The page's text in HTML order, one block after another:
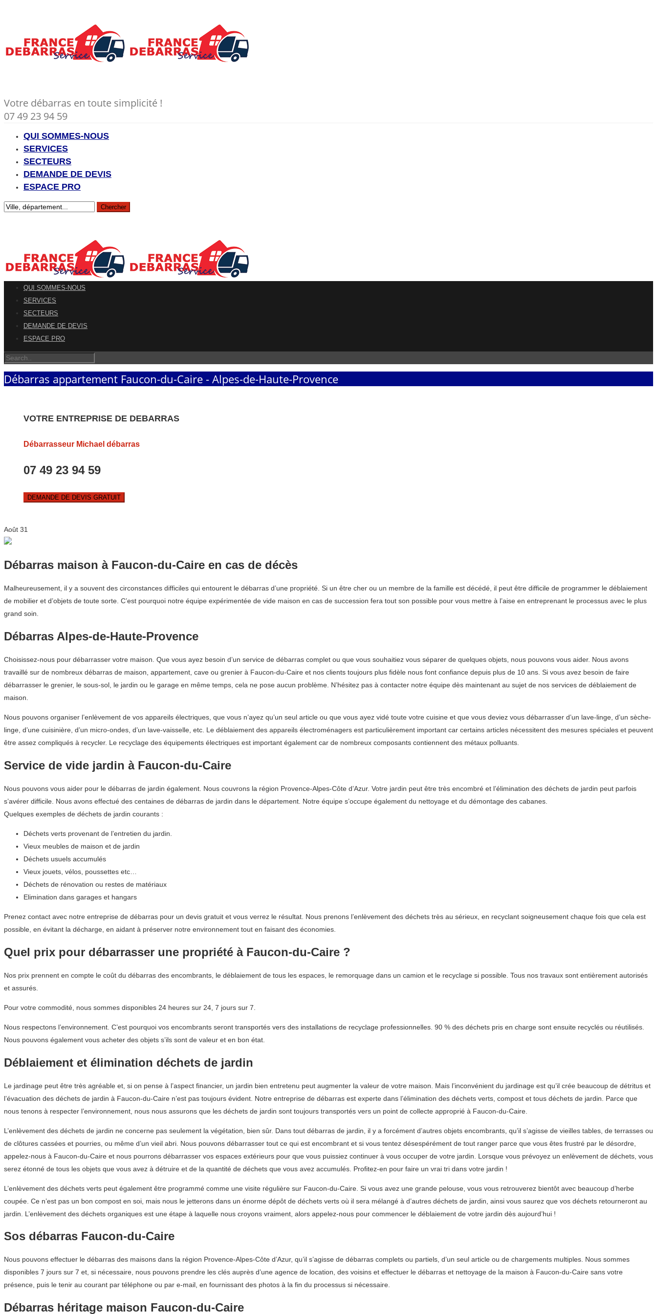
Votre débarras en toute simplicité !
07 49 23 94 59
QUI SOMMES-NOUS
SERVICES
SECTEURS
DEMANDE DE DEVIS
ESPACE PRO
QUI SOMMES-NOUS
SERVICES
SECTEURS
DEMANDE DE DEVIS
ESPACE PRO
Débarras appartement Faucon-du-Caire - Alpes-de-Haute-Provence
VOTRE ENTREPRISE DE DEBARRAS
Débarrasseur Michael débarras
07 49 23 94 59
DEMANDE DE DEVIS GRATUIT
Août 31
Débarras maison à Faucon-du-Caire en cas de décès
Malheureusement, il y a souvent des circonstances difficiles qui entourent le débarras d’une propriété. Si un être cher ou un membre de la famille est décédé, il peut être difficile de programmer le déblaiement
de mobilier et d’objets de toute sorte. C’est pourquoi notre équipe expérimentée de vide maison en cas de succession fera tout son possible pour vous mettre à l’aise en entreprenant le processus avec le plus
grand soin.
Débarras Alpes-de-Haute-Provence
Choisissez-nous pour débarrasser votre maison. Que vous ayez besoin d’un service de débarras complet ou que vous souhaitiez vous séparer de quelques objets, nous pouvons vous aider. Nous avons
travaillé sur de nombreux débarras de maison, appartement, cave ou grenier à Faucon-du-Caire et nos clients toujours plus fidèle nous font confiance depuis plus de 10 ans. Si vous avez besoin de faire
débarrasser le grenier, le sous-sol, le jardin ou le garage en même temps, cela ne pose aucun problème. N’hésitez pas à contacter notre équipe dès maintenant au sujet de nos services de déblaiement de
maison.
Nous pouvons organiser l’enlèvement de vos appareils électriques, que vous n’ayez qu’un seul article ou que vous ayez vidé toute votre cuisine et que vous deviez vous débarrasser d’un lave-linge, d’un sèche-
linge, d’une cuisinière, d’un micro-ondes, d’un lave-vaisselle, etc. Le déblaiement des appareils électroménagers est particulièrement important car certains articles nécessitent des mesures spéciales et peuvent
être assez compliqués à recycler. Le recyclage des équipements électriques est important également car de nombreux composants contiennent des métaux polluants.
Service de vide jardin à Faucon-du-Caire
Nous pouvons vous aider pour le débarras de jardin également. Nous couvrons la région Provence-Alpes-Côte d’Azur. Votre jardin peut être très encombré et l’élimination des déchets de jardin peut parfois
s’avérer difficile. Nous avons effectué des centaines de débarras de jardin dans le département. Notre équipe s’occupe également du nettoyage et du démontage des cabanes.
Quelques exemples de déchets de jardin courants :
Déchets verts provenant de l’entretien du jardin.
Vieux meubles de maison et de jardin
Déchets usuels accumulés
Vieux jouets, vélos, poussettes etc…
Déchets de rénovation ou restes de matériaux
Elimination dans garages et hangars
Prenez contact avec notre entreprise de débarras pour un devis gratuit et vous verrez le résultat. Nous prenons l’enlèvement des déchets très au sérieux, en recyclant soigneusement chaque fois que cela est
possible, en évitant la décharge, en aidant à préserver notre environnement tout en faisant des économies.
Quel prix pour débarrasser une propriété à Faucon-du-Caire ?
Nos prix prennent en compte le coût du débarras des encombrants, le déblaiement de tous les espaces, le remorquage dans un camion et le recyclage si possible. Tous nos travaux sont entièrement autorisés
et assurés.
Pour votre commodité, nous sommes disponibles 24 heures sur 24, 7 jours sur 7.
Nous respectons l’environnement. C’est pourquoi vos encombrants seront transportés vers des installations de recyclage professionnelles. 90 % des déchets pris en charge sont ensuite recyclés ou réutilisés.
Nous pouvons également vous acheter des objets s’ils sont de valeur et en bon état.
Déblaiement et élimination déchets de jardin
Le jardinage peut être très agréable et, si on pense à l’aspect financier, un jardin bien entretenu peut augmenter la valeur de votre maison. Mais l’inconvénient du jardinage est qu’il crée beaucoup de détritus et
l’évacuation des déchets de jardin à Faucon-du-Caire n’est pas toujours évident. Notre entreprise de débarras est experte dans l’élimination des déchets verts, compost et tous déchets de jardin. Parce que
nous tenons à respecter l’environnement, nous nous assurons que les déchets de jardin sont toujours transportés vers un point de collecte approprié à Faucon-du-Caire.
L’enlèvement des déchets de jardin ne concerne pas seulement la végétation, bien sûr. Dans tout débarras de jardin, il y a forcément d’autres objets encombrants, qu’il s’agisse de vieilles tables, de terrasses ou
de clôtures cassées et pourries, ou même d’un vieil abri. Nous pouvons débarrasser tout ce qui est encombrant et si vous tentez désespérément de tout ranger parce que vous êtes frustré par le désordre,
appelez-nous à Faucon-du-Caire et nous pourrons débarrasser vos espaces extérieurs pour que vous puissiez continuer à vous occuper de votre jardin. Lorsque vous prévoyez un enlèvement de déchets, vous
serez étonné de tous les objets que vous avez à détruire et de la quantité de déchets que vous avez accumulés. Profitez-en pour faire un vrai tri dans votre jardin !
L’enlèvement des déchets verts peut également être programmé comme une visite régulière sur Faucon-du-Caire. Si vous avez une grande pelouse, vous vous retrouverez bientôt avec beaucoup d’herbe
coupée. Ce n’est pas un bon compost en soi, mais nous le jetterons dans un énorme dépôt de déchets verts où il sera mélangé à d’autres déchets de jardin, ainsi vous saurez que vos déchets retourneront au
jardin. L’enlèvement des déchets organiques est une étape à laquelle nous croyons vraiment, alors appelez-nous pour commencer le déblaiement de votre jardin dès aujourd’hui !
Sos débarras Faucon-du-Caire
Nous pouvons effectuer le débarras des maisons dans la région Provence-Alpes-Côte d’Azur, qu’il s’agisse de débarras complets ou partiels, d’un seul article ou de chargements multiples. Nous sommes
disponibles 7 jours sur 7 et, si nécessaire, nous pouvons prendre les clés auprès d’une agence de location, des voisins et effectuer le débarras et nettoyage de la maison à Faucon-du-Caire sans votre
présence, puis le tenir au courant par téléphone ou par e-mail, en fournissant des photos à la fin du processus si nécessaire.
Débarras héritage maison Faucon-du-Caire